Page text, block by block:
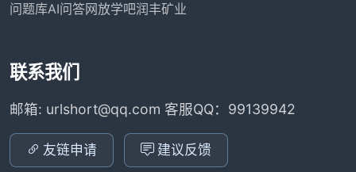
问题库AI问答网放学吧润丰矿业
联系我们
邮箱: urlshort@qq.com 客服QQ：99139942
友链申请 建议反馈